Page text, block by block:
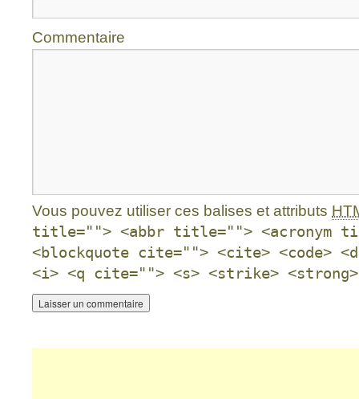
Commentaire
Vous pouvez utiliser ces balises et attributs
title=""> <abbr title=""> <acronym
<blockquote cite=""> <cite> <code>
<i> <q cite=""> <s> <strike> <strong>